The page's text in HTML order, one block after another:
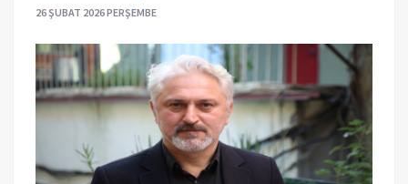
26 ŞUBAT 2026 PERŞEMBE